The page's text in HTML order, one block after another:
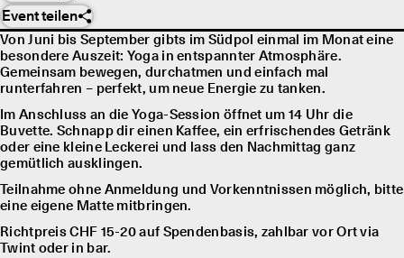
Event teilen
Von Juni bis September gibts im Südpol einmal im Monat eine
besondere Auszeit: Yoga in entspannter Atmosphäre.
Gemeinsam bewegen, durchatmen und einfach mal
runterfahren – perfekt, um neue Energie zu tanken.
Im Anschluss an die Yoga-Session öffnet um 14 Uhr die
Buvette. Schnapp dir einen Kaffee, ein erfrischendes Getränk
oder eine kleine Leckerei und lass den Nachmittag ganz
gemütlich ausklingen.
Teilnahme ohne Anmeldung und Vorkenntnissen möglich, bitte
eine eigene Matte mitbringen.
Richtpreis CHF 15-20 auf Spendenbasis, zahlbar vor Ort via
Twint oder in bar.